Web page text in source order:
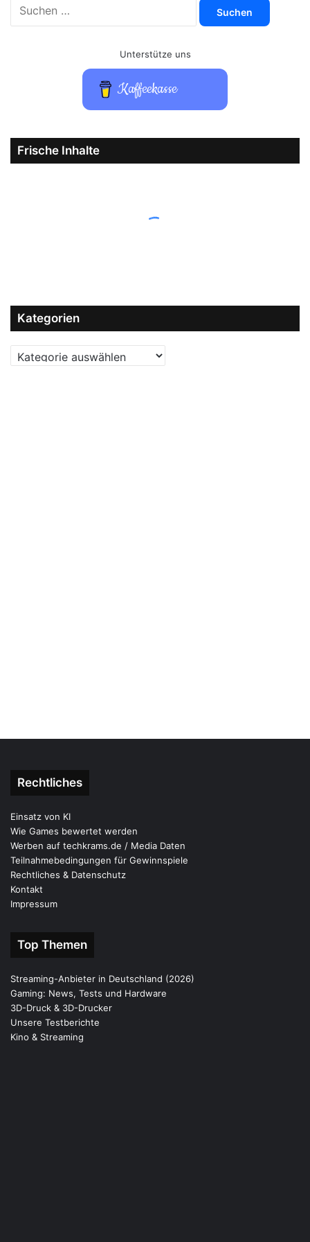
nach:
Unterstütze uns
Kaffeekasse
Frische Inhalte
Kategorien
Kategorien
Rechtliches
Einsatz von KI
Wie Games bewertet werden
Werben auf techkrams.de / Media Daten
Teilnahmebedingungen für Gewinnspiele
Rechtliches & Datenschutz
Kontakt
Impressum
Top Themen
Streaming-Anbieter in Deutschland (2026)
Gaming: News, Tests und Hardware
3D-Druck & 3D-Drucker
Unsere Testberichte
Kino & Streaming